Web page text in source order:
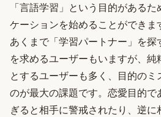
「言語学習」という目的がある
ケーションを始めることができ
あくまで「学習パートナー」を
を求めるユーザーもいますが、
とするユーザーも多く、目的の
のが最大の課題です。恋愛目的
ぎると相手に警戒されたり、逆